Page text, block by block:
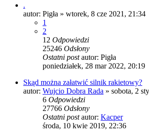
.
autor: Pigła » wtorek, 8 cze 2021, 21:34
1
2
12 Odpowiedzi
25246 Odsłony
Ostatni postautor: Pigła
poniedziałek, 28 mar 2022, 20:19
Skąd można załatwić silnik rakietowy?
autor: Wujcio Dobra Rada » sobota, 2
6 Odpowiedzi
27766 Odsłony
Ostatni postautor: Kacper
środa, 10 kwie 2019, 22:36